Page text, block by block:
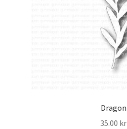
Dragon
35.00 kr